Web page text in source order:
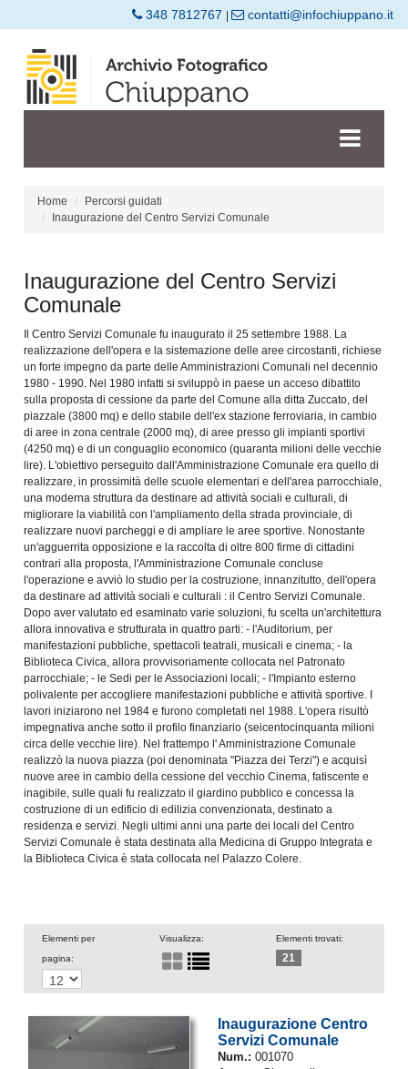
348 7812767 contatti@infochiuppano.it
Home
Percorsi guidati
Inaugurazione del Centro Servizi Comunale
Inaugurazione del Centro Servizi
Comunale
Il Centro Servizi Comunale fu inaugurato il 25 settembre 1988. La
realizzazione dell'opera e la sistemazione delle aree circostanti, richiese
un forte impegno da parte delle Amministrazioni Comunali nel decennio
1980 - 1990. Nel 1980 infatti si sviluppò in paese un acceso dibattito
sulla proposta di cessione da parte del Comune alla ditta Zuccato, del
piazzale (3800 mq) e dello stabile dell'ex stazione ferroviaria, in cambio
di aree in zona centrale (2000 mq), di aree presso gli impianti sportivi
(4250 mq) e di un conguaglio economico (quaranta milioni delle vecchie
lire). L'obiettivo perseguito dall'Amministrazione Comunale era quello di
realizzare, in prossimità delle scuole elementari e dell'area parrocchiale,
una moderna struttura da destinare ad attività sociali e culturali, di
migliorare la viabilità con l'ampliamento della strada provinciale, di
realizzare nuovi parcheggi e di ampliare le aree sportive. Nonostante
un'agguerrita opposizione e la raccolta di oltre 800 firme di cittadini
contrari alla proposta, l'Amministrazione Comunale concluse
l'operazione e avviò lo studio per la costruzione, innanzitutto, dell'opera
da destinare ad attività sociali e culturali : il Centro Servizi Comunale.
Dopo aver valutato ed esaminato varie soluzioni, fu scelta un'architettura
allora innovativa e strutturata in quattro parti: - l'Auditorium, per
manifestazioni pubbliche, spettacoli teatrali, musicali e cinema; - la
Biblioteca Civica, allora provvisoriamente collocata nel Patronato
parrocchiale; - le Sedi per le Associazioni locali; - l'Impianto esterno
polivalente per accogliere manifestazioni pubbliche e attività sportive. I
lavori iniziarono nel 1984 e furono completati nel 1988. L'opera risultò
impegnativa anche sotto il profilo finanziario (seicentocinquanta milioni
circa delle vecchie lire). Nel frattempo l' Amministrazione Comunale
realizzò la nuova piazza (poi denominata "Piazza dei Terzi") e acquisì
nuove aree in cambio della cessione del vecchio Cinema, fatiscente e
inagibile, sulle quali fu realizzato il giardino pubblico e concessa la
costruzione di un edificio di edilizia convenzionata, destinato a
residenza e servizi. Negli ultimi anni una parte dei locali del Centro
Servizi Comunale è stata destinata alla Medicina di Gruppo Integrata e
la Biblioteca Civica è stata collocata nel Palazzo Colere.
Elementi per
pagina:
Visualizza: Elementi trovati:
21
Inaugurazione Centro
Servizi Comunale
Num.: 001070